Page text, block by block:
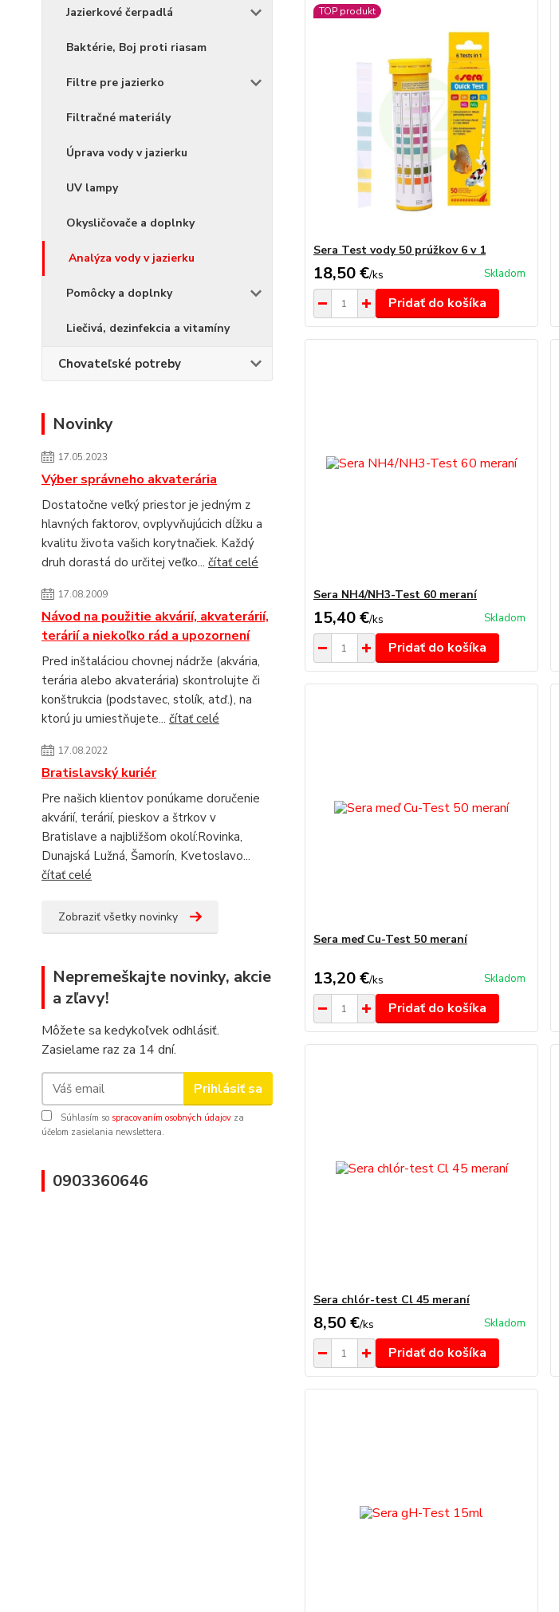
Jazierkové čerpadlá
Baktérie, Boj proti riasam
Filtre pre jazierko
Filtračné materiály
Úprava vody v jazierku
UV lampy
Okysličovače a doplnky
Analýza vody v jazierku
Pomôcky a doplnky
Liečivá, dezinfekcia a vitamíny
Chovateľské potreby
Novinky
17.05.2023
Výber správneho akvaterária
Dostatočne veľký priestor je jedným z
hlavných faktorov, ovplyvňujúcich dĺžku a
kvalitu života vašich korytnačiek. Každý
druh dorastá do určitej veľko... čítať celé
17.08.2009
Návod na použitie akvárií, akvaterárií,
terárií a niekoľko rád a upozornení
Pred inštaláciou chovnej nádrže (akvária,
terária alebo akvaterária) skontrolujte či
konštrukcia (podstavec, stolík, atď.), na
ktorú ju umiestňujete... čítať celé
17.08.2022
Bratislavský kuriér
Pre našich klientov ponúkame doručenie
akvárií, terárií, pieskov a štrkov v
Bratislave a najbližšom okolí:Rovinka,
Dunajská Lužná, Šamorín, Kvetoslavo...
čítať celé
Zobraziť všetky novinky
Nepremeškajte novinky, akcie
a zľavy!
Môžete sa kedykoľvek odhlásiť.
Zasielame raz za 14 dní.
Prihlásiť sa
Súhlasím so spracovaním osobných údajov za
účelom zasielania newslettera.
0903360646
TOP produkt
Sera Test vody 50 prúžkov 6 v 1
18,50 €/ks Skladom
Pridať do košíka
Sera NH4/NH3-Test 60 meraní
15,40 €/ks Skladom
Pridať do košíka
Sera meď Cu-Test 50 meraní
13,20 €/ks Skladom
Pridať do košíka
Sera chlór-test Cl 45 meraní
8,50 €/ks Skladom
Pridať do košíka